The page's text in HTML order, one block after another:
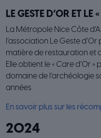
LE GESTE D’OR ET LE «
La Métropole Nice Côte
l’association Le Geste
matière de restauration et
Elle obtient le « Cared’Or »
domaine de l’archéologie
années.
En savoir plus sur les
2024